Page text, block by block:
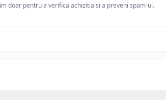
doar pentru a verifica achizitia si a preveni spam-ul.